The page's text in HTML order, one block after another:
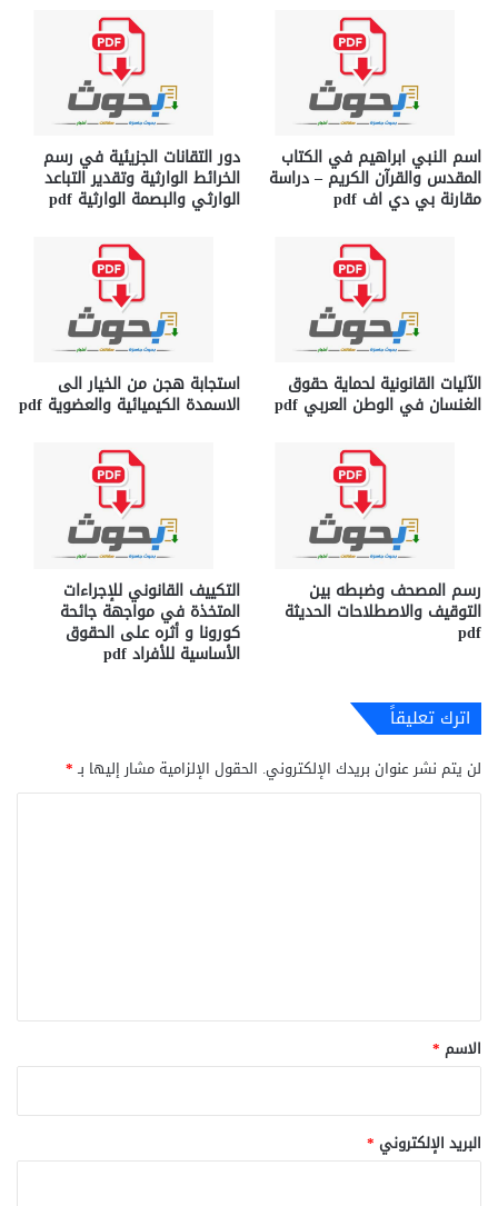
اسم النبي ابراهيم في الكتاب
المقدس والقرآن الكريم – دراسة
مقارنة بي دي اف pdf
دور التقانات الجزيئية في رسم
الخرائط الوارثية وتقدير التباعد
الوارثي والبصمة الوارثية pdf
الآليات القانونية لحماية حقوق
الغنسان في الوطن العربي pdf
استجابة هجن من الخيار الى
الاسمدة الكيميائية والعضوية pdf
رسم المصحف وضبطه بين
التوقيف والاصطلاحات الحديثة
pdf
التكييف القانوني للإجراءات
المتخذة في مواجهة جائحة
كورونا و أثره على الحقوق
الأساسية للأفراد pdf
اترك تعليقاً
لن يتم نشر عنوان بريدك الإلكتروني. الحقول الإلزامية مشار إليها بـ*
*
الاسم *
البريد الإلكتروني *